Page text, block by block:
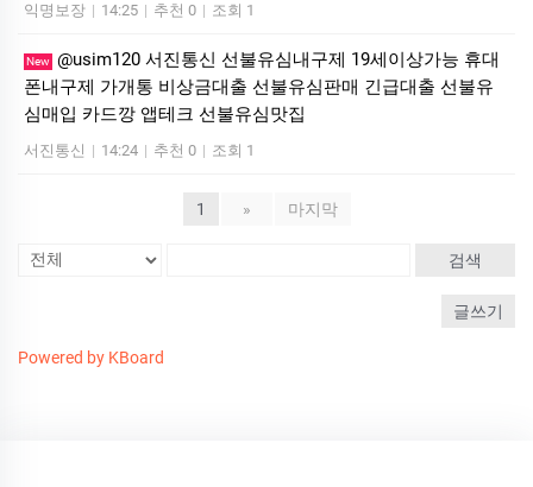
익명보장 | 14:25 | 추천 0 | 조회 1
New @usim120 서진통신 선불유심내구제 19세이상가능 휴대
폰내구제 가개통 비상금대출 선불유심판매 긴급대출 선불유
심매입 카드깡 앱테크 선불유심맛집
서진통신 | 14:24 | 추천 0 | 조회 1
1 » 마지막
검색
글쓰기
Powered by KBoard